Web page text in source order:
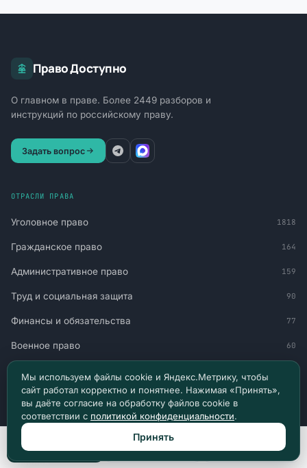
Право Доступно
О главном в праве. Более 2449 разборов и
инструкций по российскому праву.
Задать вопрос
ОТРАСЛИ ПРАВА
Уголовное право 1818
Гражданское право 164
Административное право 159
Труд и социальная защита 90
Финансы и обязательства 77
Военное право 60
Авто и транспорт
Главная
Мы используем файлы cookie и Яндекс.Метрику, чтобы
сайт работал корректно и понятнее. Нажимая «Принять»,
вы даёте согласие на обработку файлов cookie в
соответствии с политикой конфиденциальности.
Принять